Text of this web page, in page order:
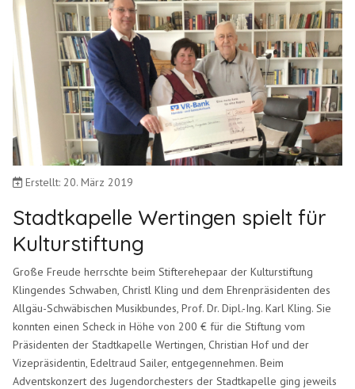
Erstellt: 20. März 2019
Stadtkapelle Wertingen spielt für
Kulturstiftung
Große Freude herrschte beim Stifterehepaar der Kulturstiftung
Klingendes Schwaben, Christl Kling und dem Ehrenpräsidenten des
Allgäu-Schwäbischen Musikbundes, Prof. Dr. Dipl.-Ing. Karl Kling. Sie
konnten einen Scheck in Höhe von 200 € für die Stiftung vom
Präsidenten der Stadtkapelle Wertingen, Christian Hof und der
Vizepräsidentin, Edeltraud Sailer, entgegennehmen. Beim
Adventskonzert des Jugendorchesters der Stadtkapelle ging jeweils